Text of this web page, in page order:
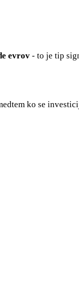
evrov - to je tip
ko se